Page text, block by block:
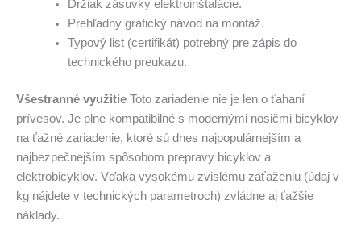
Držiak zásuvky elektroinštalácie.
Prehľadný grafický návod na montáž.
Typový list (certifikát) potrebný pre zápis do
technického preukazu.
Všestranné využitie Toto zariadenie nie je len o ťahaní
prívesov. Je plne kompatibilné s modernými nosičmi bicyklov
na ťažné zariadenie, ktoré sú dnes najpopulárnejším a
najbezpečnejším spôsobom prepravy bicyklov a
elektrobicyklov. Vďaka vysokému zvislému zaťaženiu (údaj v
kg nájdete v technických parametroch) zvládne aj ťažšie
náklady.